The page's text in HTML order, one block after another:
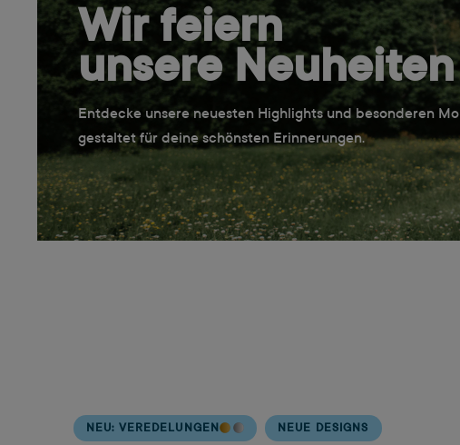
Wir feiern
unsere Neuheiten
Entdecke unsere neuesten Highlights und besonderen
gestaltet für deine schönsten Erinnerungen.
NEU: VEREDELUNGEN NEUE DESIGNS